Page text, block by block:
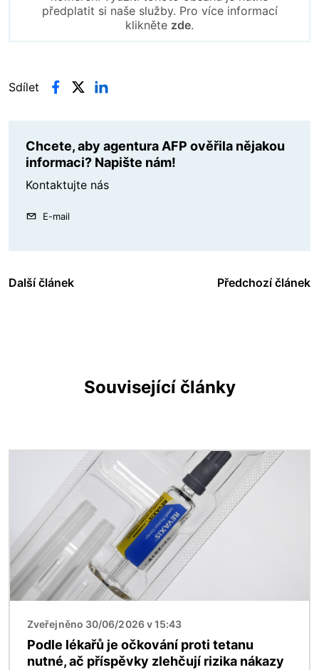
předplatit si naše služby. Pro více informací
klikněte zde.
Sdílet
Chcete, aby agentura AFP ověřila nějakou
informaci? Napište nám!
Kontaktujte nás
E-mail
Další článek Předchozí článek
Související články
Zveřejněno 30/06/2026 v 15:43
Podle lékařů je očkování proti tetanu
nutné, ač příspěvky zlehčují rizika nákazy